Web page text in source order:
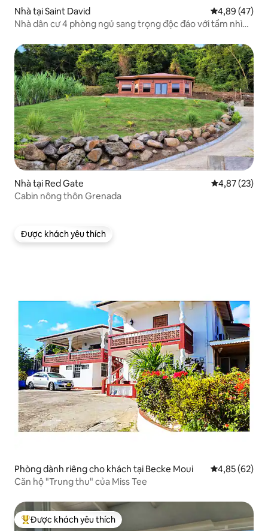
Nhà tại Saint David Xếp hạng
4,89 (47)
Nhà dân cư 4 phòng ngủ sang trọng độc đáo với tầm nhìn
Nhà tại Red Gate Xếp hạng
4,87 (23)
Cabin nông thôn Grenada
Được khách yêu thích
Được khách yêu thích
Phòng dành riêng cho khách tại Becke Moui Xếp hạng
4,85 (62)
Căn hộ "Trung thu" của Miss Tee
Được khách yêu thích nhất
Được khách yêu thích